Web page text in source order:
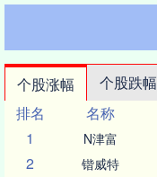
个股涨幅 个股跌幅
排名
名称
1
N津富
2 锴威特